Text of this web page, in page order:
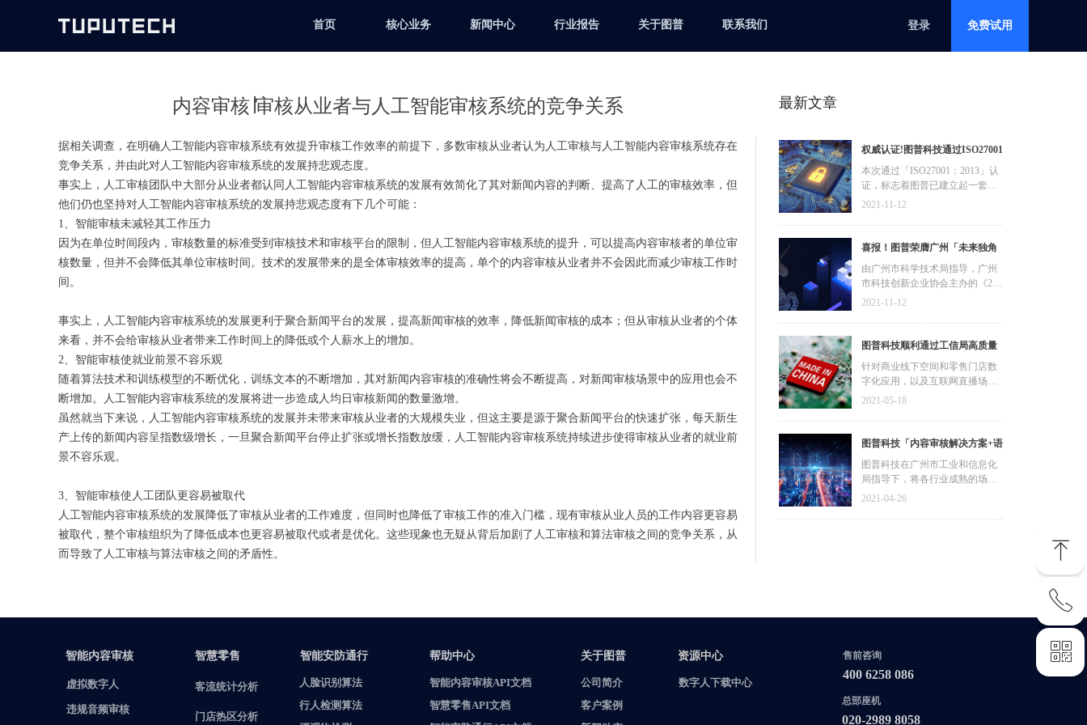
首页 核心业务 新闻中心 行业报告 关于图普 联系我们 登录 免费试用
内容审核∣审核从业者与人工智能审核系统的竞争关系
权威认证!图普科技通过ISO27001
信息安全管理体系认证
本次通过「ISO27001：2013」认
证，标志着图普已建立起一套完
善、科学有效的国际化信息安全
健康、有序、可持续发展的能
力，覆盖内容审核、零售数字
2021-11-12
喜报！图普荣膺广州「未来独角
兽」「高精尖」企业
由广州市科学技术局指导，广州
市科技创新企业协会主办的《202
1年广州“独角兽”创新企业榜单》
业生态应用创新，在互联网/融媒
体内容审核、新零售数字化、AIo
科技同时入选“未来独角兽”及“高
精尖”企业。
2021-11-12
图普科技顺利通过工信局高质量
发展资金，加快推动广东省数字
化发展建设
针对商业线下空间和零售门店数
字化应用，以及互联网直播场景
的内容审核应用，均通过麒麟软
和信息化局对于国产化适配的严
苛审核要求。
2021-05-18
图普科技「内容审核解决方案+语
音识别产品」入选广州市信创产
品资源池
图普科技在广州市工业和信息化
局指导下，将各行业成熟的场景
审核解决方案进行复制推广，响
略。同时，响应在十四五规划纲
2021-04-26
最新文章
据相关调查，在明确人工智能内容审核系统有效提升审核工作效率的前提下，多数审核从业者认为人工审核与人工智能内容审核系统存在
竞争关系，并由此对人工智能内容审核系统的发展持悲观态度。
事实上，人工审核团队中大部分从业者都认同人工智能内容审核系统的发展有效简化了其对新闻内容的判断、提高了人工的审核效率，但
他们仍也坚持对人工智能内容审核系统的发展持悲观态度有下几个可能：
1、智能审核未减轻其工作压力
因为在单位时间段内，审核数量的标准受到审核技术和审核平台的限制，但人工智能内容审核系统的提升，可以提高内容审核者的单位审
核数量，但并不会降低其单位审核时间。技术的发展带来的是全体审核效率的提高，单个的内容审核从业者并不会因此而减少审核工作时
间。
事实上，人工智能内容审核系统的发展更利于聚合新闻平台的发展，提高新闻审核的效率，降低新闻审核的成本；但从审核从业者的个体
来看，并不会给审核从业者带来工作时间上的降低或个人薪水上的增加。
2、智能审核使就业前景不容乐观
随着算法技术和训练模型的不断优化，训练文本的不断增加，其对新闻内容审核的准确性将会不断提高，对新闻审核场景中的应用也会不
断增加。人工智能内容审核系统的发展将进一步造成人均日审核新闻的数量激增。
虽然就当下来说，人工智能内容审核系统的发展并未带来审核从业者的大规模失业，但这主要是源于聚合新闻平台的快速扩张，每天新生
产上传的新闻内容呈指数级增长，一旦聚合新闻平台停止扩张或增长指数放缓，人工智能内容审核系统持续进步使得审核从业者的就业前
景不容乐观。
3、智能审核使人工团队更容易被取代
人工智能内容审核系统的发展降低了审核从业者的工作难度，但同时也降低了审核工作的准入门槛，现有审核从业人员的工作内容更容易
被取代，整个审核组织为了降低成本也更容易被取代或者是优化。这些现象也无疑从背后加剧了人工审核和算法审核之间的竞争关系，从
而导致了人工审核与算法审核之间的矛盾性。
虚拟数字人
违规音频审核
客流统计分析
门店热区分析
人脸识别算法
行人检测算法
智能内容审核API文档
智慧零售API文档
公司简介
客户案例
智能内容审核 智慧零售 智能安防通行 帮助中心 关于图普
400 6258 086
售前咨询
020-2989 8058
总部座机
资源中心
数字人下载中心
资源中心
ꁸ
回到顶部
ꂅ
400 6258 086
ꀥ